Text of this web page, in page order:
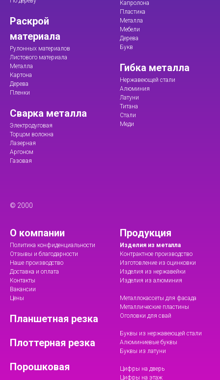
Раскрой
материала
Рулонных материалов
Листового материала
Металла
Картона
Дерева
Пленки
Сварка металла
Электродуговая
Торцом волокна
Лазерная
Аргоном
Газовая
© 2000
Капролона
Пластика
Металла
Мебели
Дерева
Букв
Гибка металла
Нержавеющей стали
Алюминия
Латуни
Титана
Стали
Меди
О компании
Политика конфиденциальности
Отзывы и благодарности
Наше производство
Доставка и оплата
Контакты
Вакансии
Цены
Планшетная резка
Плоттерная резка
Порошковая
Продукция
Изделия из металла
Контрактное производство
Изготовление из оцинковки
Изделия из нержавейки
Изделия из алюминия
Металлокассеты для фасада
Металлические пластины
Оголовки для свай
Буквы из нержавеющей стали
Алюминиевые буквы
Буквы из латуни
Цифры на дверь
Цифры на этаж